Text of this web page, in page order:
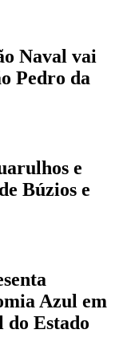
Naval vai
Pedro da
e
Búzios e
Azul em
do Estado